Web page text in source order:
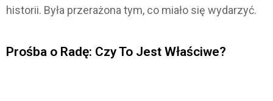
historii. Była przerażona tym, co miało się wydarzyć.
Prośba o Radę: Czy To Jest Właściwe?